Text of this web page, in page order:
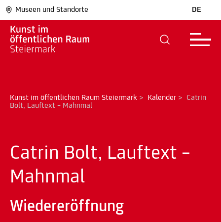
Museen und Standorte DE
Kunst im öffentlichen Raum Steiermark > Kalender > Catrin
Bolt, Lauftext – Mahnmal
Catrin Bolt, Lauftext –
Mahnmal
Wiedereröffnung